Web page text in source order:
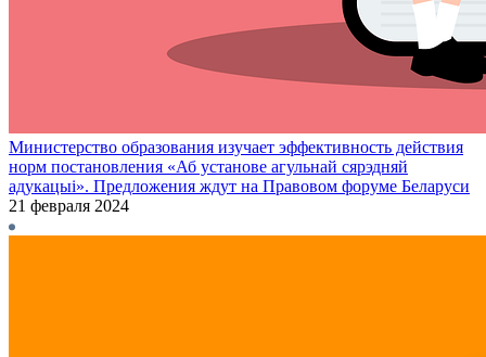
Министерство образования изучает эффективность действия
норм постановления «Аб установе агульнай сярэдняй
адукацыі». Предложения ждут на Правовом форуме Беларуси
21 февраля 2024